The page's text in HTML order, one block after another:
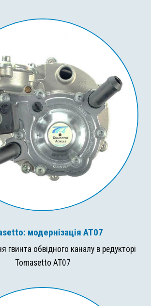
модернізація AT07
гвинта обвідного каналу в редукторі
Tomasetto AT07